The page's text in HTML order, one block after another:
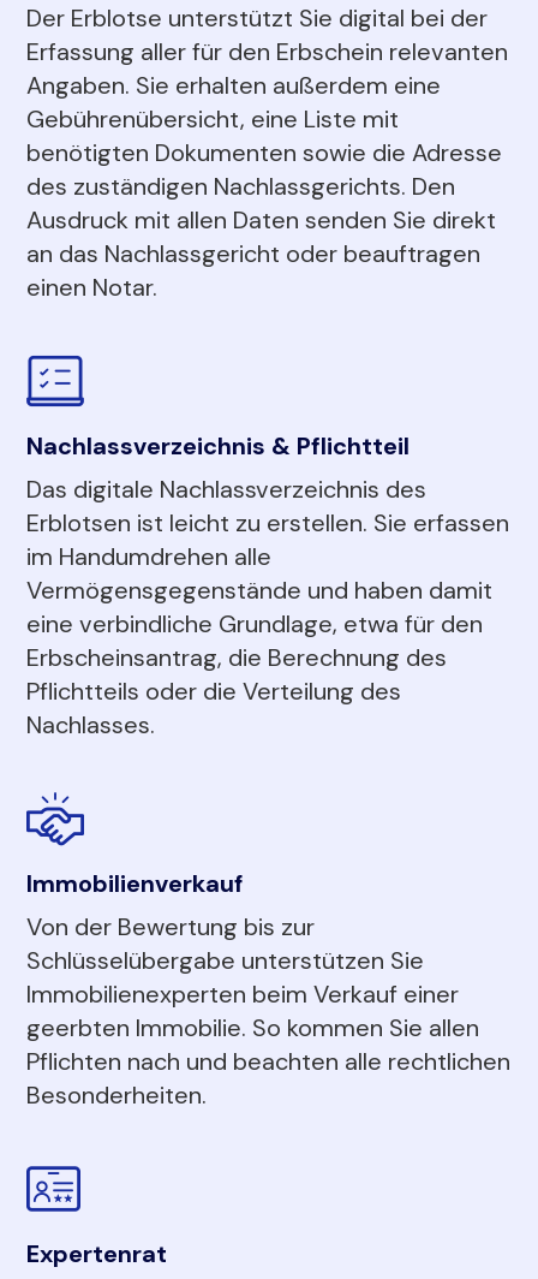
Der Erblotse unterstützt Sie digital bei der
Erfassung aller für den Erbschein relevanten
Angaben. Sie erhalten außerdem eine
Gebührenübersicht, eine Liste mit
benötigten Dokumenten sowie die Adresse
des zuständigen Nachlassgerichts. Den
Ausdruck mit allen Daten senden Sie direkt
an das Nachlassgericht oder beauftragen
einen Notar.
Nachlassverzeichnis & Pflichtteil
Das digitale Nachlassverzeichnis des
Erblotsen ist leicht zu erstellen. Sie erfassen
im Handumdrehen alle
Vermögensgegenstände und haben damit
eine verbindliche Grundlage, etwa für den
Erbscheinsantrag, die Berechnung des
Pflichtteils oder die Verteilung des
Nachlasses.
Immobilienverkauf
Von der Bewertung bis zur
Schlüsselübergabe unterstützen Sie
Immobilienexperten beim Verkauf einer
geerbten Immobilie. So kommen Sie allen
Pflichten nach und beachten alle rechtlichen
Besonderheiten.
Expertenrat